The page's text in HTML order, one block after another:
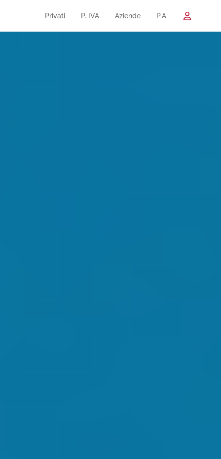
Privati P. IVA Aziende P.A.